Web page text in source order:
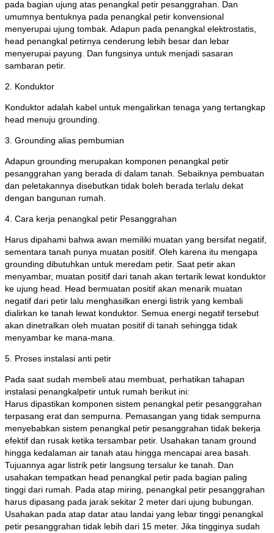
pada bagian ujung atas penangkal petir pesanggrahan. Dan
umumnya bentuknya pada penangkal petir konvensional
menyerupai ujung tombak. Adapun pada penangkal elektrostatis,
head penangkal petirnya cenderung lebih besar dan lebar
menyerupai payung. Dan fungsinya untuk menjadi sasaran
sambaran petir.
2. Konduktor
Konduktor adalah kabel untuk mengalirkan tenaga yang tertangkap
head menuju grounding.
3. Grounding alias pembumian
Adapun grounding merupakan komponen penangkal petir
pesanggrahan yang berada di dalam tanah. Sebaiknya pembuatan
dan peletakannya disebutkan tidak boleh berada terlalu dekat
dengan bangunan rumah.
4. Cara kerja penangkal petir Pesanggrahan
Harus dipahami bahwa awan memiliki muatan yang bersifat negatif,
sementara tanah punya muatan positif. Oleh karena itu mengapa
grounding dibutuhkan untuk meredam petir. Saat petir akan
menyambar, muatan positif dari tanah akan tertarik lewat konduktor
ke ujung head. Head bermuatan positif akan menarik muatan
negatif dari petir lalu menghasilkan energi listrik yang kembali
dialirkan ke tanah lewat konduktor. Semua energi negatif tersebut
akan dinetralkan oleh muatan positif di tanah sehingga tidak
menyambar ke mana-mana.
5. Proses instalasi anti petir
Pada saat sudah membeli atau membuat, perhatikan tahapan
instalasi penangkalpetir untuk rumah berikut ini:
Harus dipastikan komponen sistem penangkal petir pesanggrahan
terpasang erat dan sempurna. Pemasangan yang tidak sempurna
menyebabkan sistem penangkal petir pesanggrahan tidak bekerja
efektif dan rusak ketika tersambar petir. Usahakan tanam ground
hingga kedalaman air tanah atau hingga mencapai area basah.
Tujuannya agar listrik petir langsung tersalur ke tanah. Dan
usahakan tempatkan head penangkal petir pada bagian paling
tinggi dari rumah. Pada atap miring, penangkal petir pesanggrahan
harus dipasang pada jarak sekitar 2 meter dari ujung bubungan.
Usahakan pada atap datar atau landai yang lebar tinggi penangkal
petir pesanggrahan tidak lebih dari 15 meter. Jika tingginya sudah